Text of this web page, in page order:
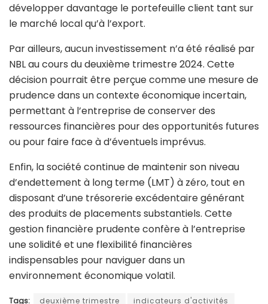
développer davantage le portefeuille client tant sur
le marché local qu’à l’export.
Par ailleurs, aucun investissement n’a été réalisé par
NBL au cours du deuxième trimestre 2024. Cette
décision pourrait être perçue comme une mesure de
prudence dans un contexte économique incertain,
permettant à l’entreprise de conserver des
ressources financières pour des opportunités futures
ou pour faire face à d’éventuels imprévus.
Enfin, la société continue de maintenir son niveau
d’endettement à long terme (LMT) à zéro, tout en
disposant d’une trésorerie excédentaire générant
des produits de placements substantiels. Cette
gestion financière prudente confère à l’entreprise
une solidité et une flexibilité financières
indispensables pour naviguer dans un
environnement économique volatil.
Tags: deuxième trimestre
indicateurs d'activités